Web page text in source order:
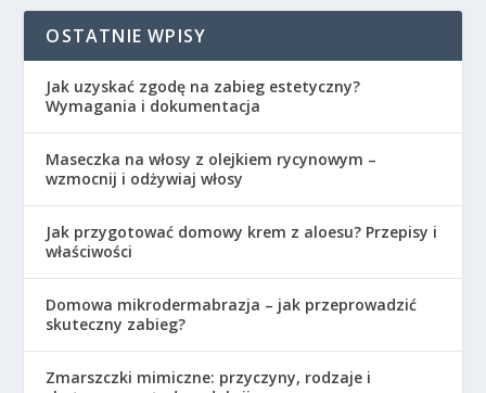
OSTATNIE WPISY
Jak uzyskać zgodę na zabieg estetyczny?
Wymagania i dokumentacja
Maseczka na włosy z olejkiem rycynowym –
wzmocnij i odżywiaj włosy
Jak przygotować domowy krem z aloesu? Przepisy i
właściwości
Domowa mikrodermabrazja – jak przeprowadzić
skuteczny zabieg?
Zmarszczki mimiczne: przyczyny, rodzaje i